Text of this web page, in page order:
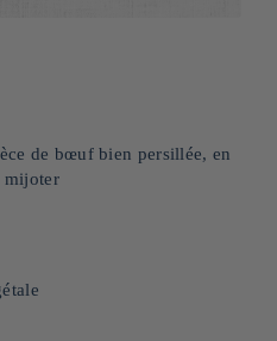
de bœuf bien persillée, en
mijoter